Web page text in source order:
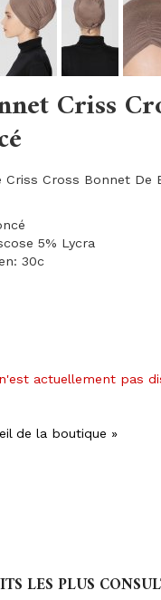
Criss
Criss Cross Bonnet De
5% Lycra
30c
actuellement pas
de la boutique »
LES PLUS